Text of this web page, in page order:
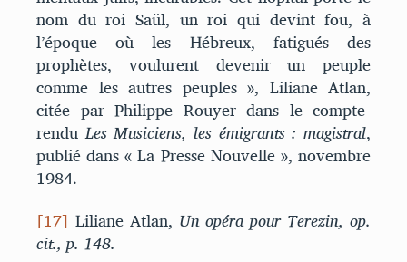
nom du roi Saül, un roi qui devint fou, à
l’époque où les Hébreux, fatigués des
prophètes, voulurent devenir un peuple
comme les autres peuples », Liliane Atlan,
citée par Philippe Rouyer dans le compte-
renduLes Musiciens, les émigrants : magistral,
publié dans « La Presse Nouvelle », novembre
1984.
[17] Liliane Atlan, Un opéra pour Terezin, op.
cit., p. 148.